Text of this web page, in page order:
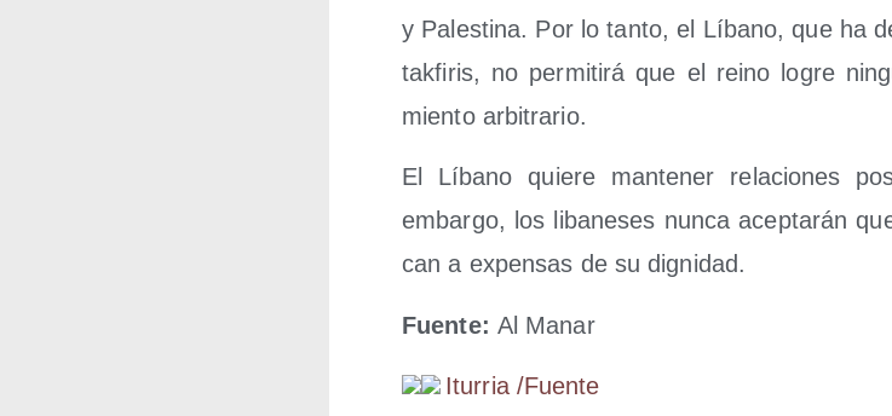
y Pales­ti­na. Por lo tan­to, el Líbano, que ha
tak­fi­ris, no per­mi­ti­rá que el rei­no logre
mien­to arbitrario.
El Líbano quie­re man­te­ner rela­cio­nes
embar­go, los liba­ne­ses nun­ca acep­ta­rán
can a expen­sas de su dignidad.
Fuen­te: Al Manar
Itu­rria /​Fuen­te